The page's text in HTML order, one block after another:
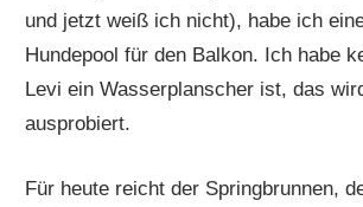
und jetzt weiß ich nicht), habe ich
Hundepool für den Balkon. Ich habe
Levi ein Wasserplanscher ist, das
ausprobiert.
Für heute reicht der Springbrunnen,